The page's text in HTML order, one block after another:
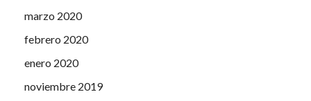
marzo 2020
febrero 2020
enero 2020
noviembre 2019